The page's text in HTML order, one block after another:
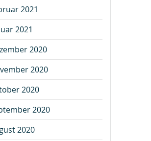
2021
2021
2020
2020
2020
2020
2020